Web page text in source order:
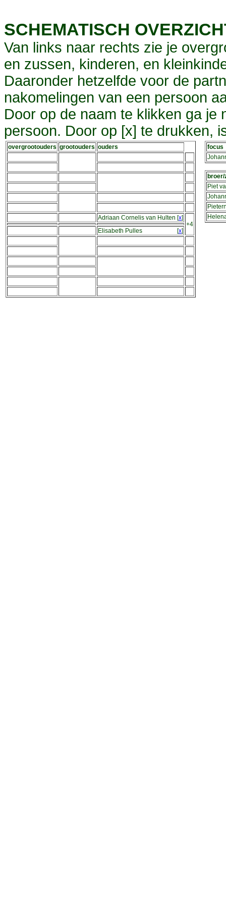
SCHEMATISCH
Van links naar rechts zie je
en zussen, kinderen, en
Daaronder hetzelfde voor de
nakomelingen van een persoon
Door op de naam te klikken ga je
persoon. Door op [x] te drukken,
overgrootouders grootouders ouders
Adriaan Cornelis van Hulten [x]
+4
Elisabeth Pulles
[x]
focus
Piet